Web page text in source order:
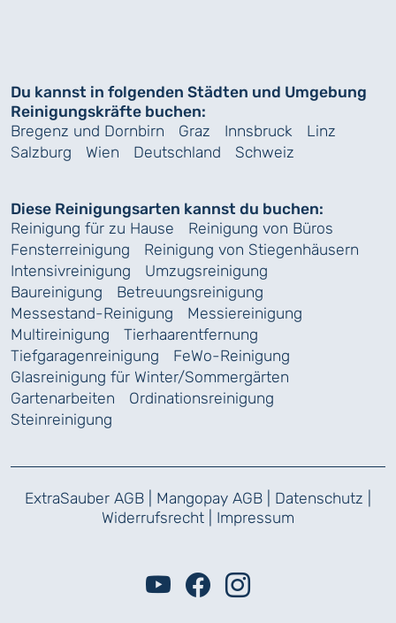
Du kannst in folgenden Städten und Umgebung
Reinigungskräfte buchen:
Bregenz und Dornbirn
Graz Innsbruck
Linz
Salzburg
Wien Deutschland Schweiz
Diese Reinigungsarten kannst du buchen:
Reinigung für zu Hause
Reinigung von Büros
Fensterreinigung
Reinigung von Stiegenhäusern
Intensivreinigung
Umzugsreinigung
Baureinigung
Betreuungsreinigung
Messestand-Reinigung
Messiereinigung
Multireinigung
Tierhaarentfernung
Tiefgaragenreinigung
FeWo-Reinigung
Glasreinigung für Winter/Sommergärten
Gartenarbeiten
Ordinationsreinigung
Steinreinigung
ExtraSauber AGB Mangopay AGB Datenschutz
Widerrufsrecht
Impressum